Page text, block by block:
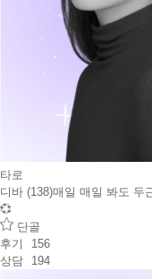
타로
디바 (138)매일 매일 봐도 두
💞
단골
후기
156
상담
194